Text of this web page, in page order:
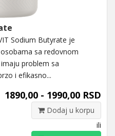
Sodium Butyrate je
sa redovnom
problem sa
i efikasno...
1890,00 - 1990,00 RSD
Dodaj u korpu
ili